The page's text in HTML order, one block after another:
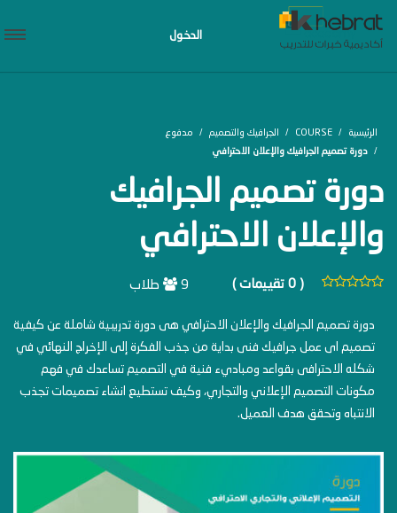
الدخول
الرئيسية COURSE الجرافيك والتصميم
مدفوع
دورة تصميم الجرافيك والإعلان الاحترافي
دورة تصميم الجرافيك
والإعلان الاحترافي
( 0 تقييمات ) 9 طلاب
دورة تصميم الجرافيك والإعلان الاحترافي هى دورة تدريبية شاملة عن كيفية
تصميم اى عمل جرافيك فنى بداية من جذب الفكرة إلى الإخراج النهائي في
شكله الاحترافى بقواعد ومباديء فنية في التصميم تساعدك في فهم
مكونات التصميم الإعلاني والتجاري، وكيف تستطيع انشاء تصميمات تجذب
الانتباه وتحقق هدف العميل.